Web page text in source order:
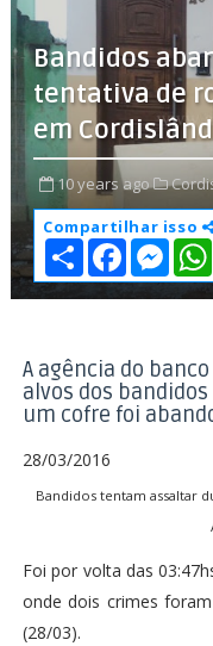
Bandidos
tentativa de
em
10 years ago
Compartilhar isso
S
h
a
r
F
c
e
o
k
M
e
s
s
g
e
r
A agência do
alvos dos
um cofre foi
28/03/2016
Bandidos tentam assaltar
Foi por volta das
onde dois crimes
(28/03).